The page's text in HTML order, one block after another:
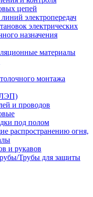
цепей
электропередач
электрических
назначения
материалы
монтажа
и проводов
под полом
распространению огня,
и рукавов
Трубы для защиты